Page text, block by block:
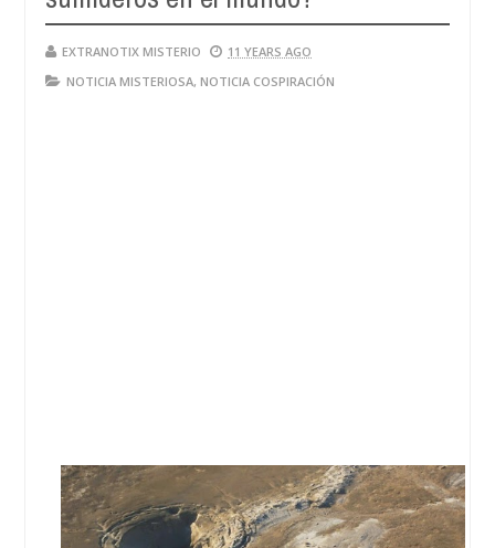
EXTRANOTIX MISTERIO
11 YEARS AGO
NOTICIA MISTERIOSA, NOTICIA COSPIRACIÓN